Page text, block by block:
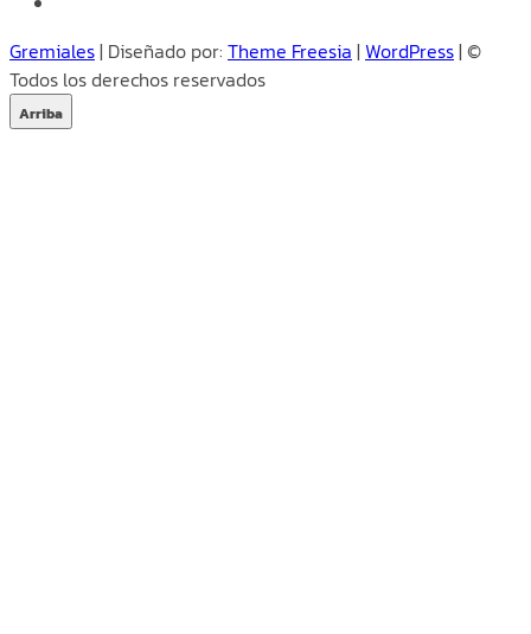
Gremiales| Diseñado por: Theme Freesia | WordPress| ©
Todos los derechos reservados
Arriba